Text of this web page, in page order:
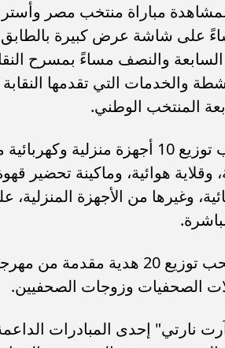
مباراة منتخب مصر
على شاشة عرض كبيرة بالطابق
والخدمات التي تقدمها النقابة
المنتخب الوطني.
ويتضمن السحب توزيع 10 أجهزة
وقلاية هوائية، وماكينة تحضير
وغيرها من الأجهزة
كما يشمل السحب توزيع 20
الصحفيات وزوجات الصحفيين.
نارتي" إحدى المبادرات